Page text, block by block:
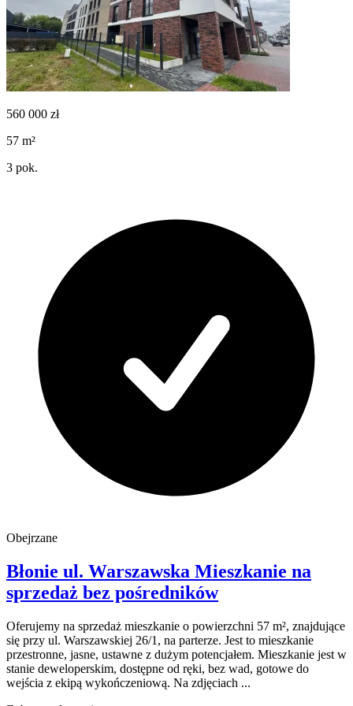
560 000 zł
57 m²
3 pok.
Obejrzane
Błonie ul. Warszawska Mieszkanie na
sprzedaż bez pośredników
Oferujemy na sprzedaż mieszkanie o powierzchni 57 m², znajdujące
się przy ul. Warszawskiej 26/1, na parterze. Jest to mieszkanie
przestronne, jasne, ustawne z dużym potencjałem. Mieszkanie jest w
stanie deweloperskim, dostępne od ręki, bez wad, gotowe do
wejścia z ekipą wykończeniową. Na zdjęciach ...